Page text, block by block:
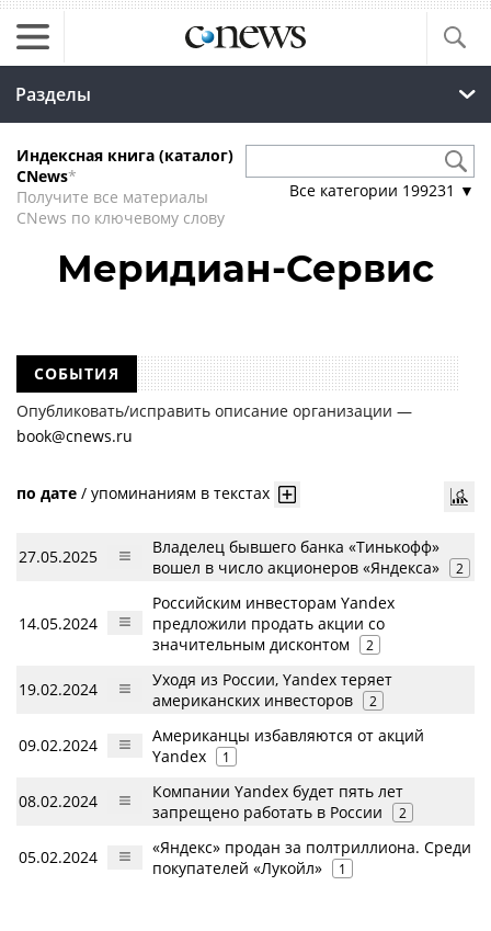
Разделы
Индексная книга (каталог)
CNews*
Получите все материалы
CNews по ключевому слову
Все категории 199231 ▼
Меридиан-Сервис
СОБЫТИЯ
Опубликовать/исправить описание организации —
book@cnews.ru
по дате / упоминаниям в текстах
27.05.2025
Владелец бывшего банка «Тинькофф»
вошел в число акционеров «Яндекса»
2
14.05.2024
Российским инвесторам Yandex
предложили продать акции со
значительным дисконтом
2
19.02.2024
Уходя из России, Yandex теряет
американских инвесторов
2
09.02.2024
Американцы избавляются от акций
Yandex
1
08.02.2024
Компании Yandex будет пять лет
запрещено работать в России
2
05.02.2024
«Яндекс» продан за полтриллиона. Среди
покупателей «Лукойл»
1